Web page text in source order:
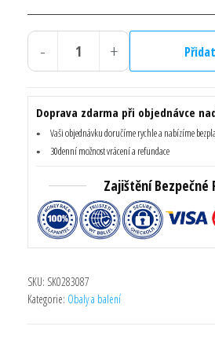
byla:
8,63 Kč.
je:
4,32 Kč.
-
45
40
pávi
množství
+
Doprava zdarma při objednávce
Vaši objednávku doručíme rychle a nabízíme
30denní možnost vrácení a refundace
Zajištění Bezpečné
SKU: SK0283087
Kategorie: Obaly a balení